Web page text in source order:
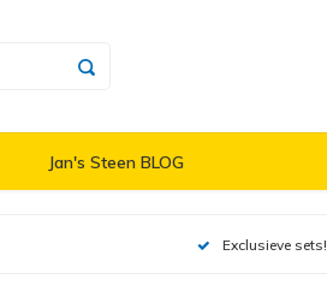
Jan's Steen BLOG
Exclusieve sets!